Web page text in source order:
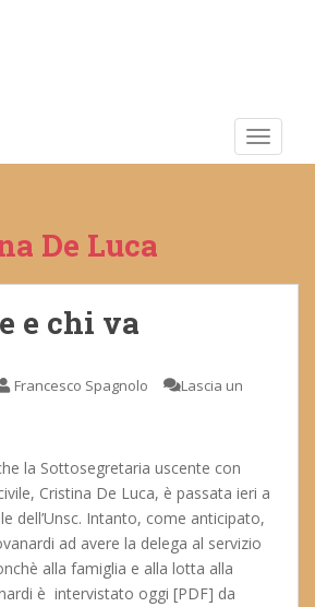
De Luca
e chi va
Francesco Spagnolo
Lascia un
la Sottosegretaria uscente con
Cristina De Luca, è passata ieri a
dell’Unsc. Intanto, come anticipato,
ad avere la delega al servizio
alla famiglia e alla lotta alla
è intervistato oggi [PDF] da